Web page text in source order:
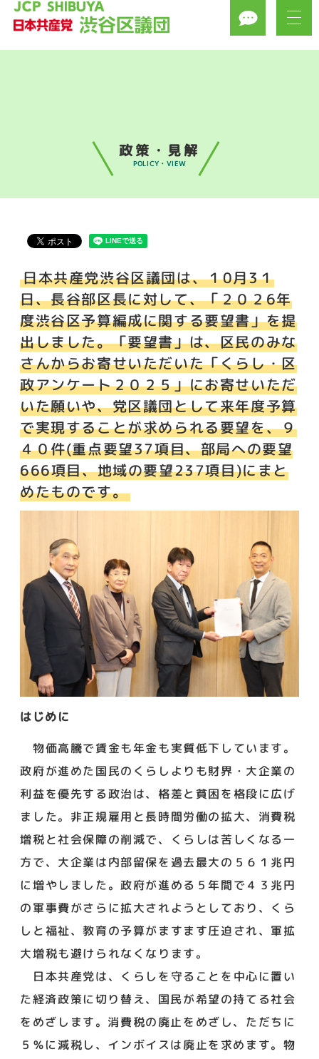
政策・見解
POLICY・VIEW
日本共産党渋谷区議団は、１0月3１
日、長谷部区長に対して、「２０２6年
度渋谷区予算編成に関する要望書」を提
出しました。「要望書」は、区民のみな
さんからお寄せいただいた「くらし・区
政アンケート２０２５」にお寄せいただ
いた願いや、党区議団として来年度予算
で実現することが求められる要望を、９
４０件(重点要望37項目、部局への要望
666項目、地域の要望237項目)にまと
めたものです。
はじめに
物価高騰で賃金も年金も実質低下しています。
政府が進めた国民のくらしよりも財界・大企業の
利益を優先する政治は、格差と貧困を格段に広げ
ました。非正規雇用と長時間労働の拡大、消費税
増税と社会保障の削減で、くらしは苦しくなる一
方で、大企業は内部留保を過去最大の５６１兆円
に増やしました。政府が進める５年間で４３兆円
の軍事費がさらに拡大されようとしており、くら
しと福祉、教育の予算がますます圧迫され、軍拡
大増税も避けられなくなります。
日本共産党は、くらしを守ることを中心に置い
た経済政策に切り替え、国民が希望の持てる社会
をめざします。消費税の廃止をめざし、ただちに
５％に減税し、インボイスは廃止を求めます。物